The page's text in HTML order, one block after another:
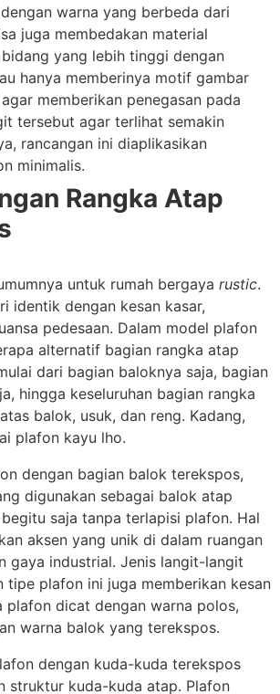
warna yang berbeda dari
juga membedakan material
yang lebih tinggi dengan
hanya memberinya motif gambar
memberikan penegasan pada
tersebut agar terlihat semakin
rancangan ini diaplikasikan
minimalis.
Rangka Atap
untuk rumah bergaya rustic.
identik dengan kesan kasar,
pedesaan. Dalam model plafon
alternatif bagian rangka atap
dari bagian baloknya saja, bagian
hingga keseluruhan bagian rangka
balok, usuk, dan reng. Kadang,
plafon kayu lho.
dengan bagian balok terekspos,
digunakan sebagai balok atap
saja tanpa terlapisi plafon. Hal
aksen yang unik di dalam ruangan
gaya industrial. Jenis langit-langit
tipe plafon ini juga memberikan kesan
plafon dicat dengan warna polos,
warna balok yang terekspos.
dengan kuda-kuda terekspos
struktur kuda-kuda atap. Plafon